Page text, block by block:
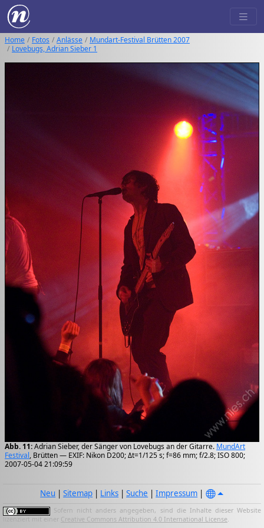
Home Fotos Anlässe
Mundart-Festival Brütten 2007
Lovebugs, Adrian Sieber 1
Abb. 11:Adrian Sieber, der Sänger von Lovebugs an der Gitarre. MundArt
Festival, Brütten — EXIF: Nikon D200; Δt=1/125 s; f=86 mm; f/2.8; ISO 800;
2007-05-04 21:09:59
Neu |Sitemap | Links |Suche |Impressum |
Sofern nicht anders angegeben, sind die Inhalte dieser Website
lizenziert mit einer Creative Commons Attribution 4.0 International License